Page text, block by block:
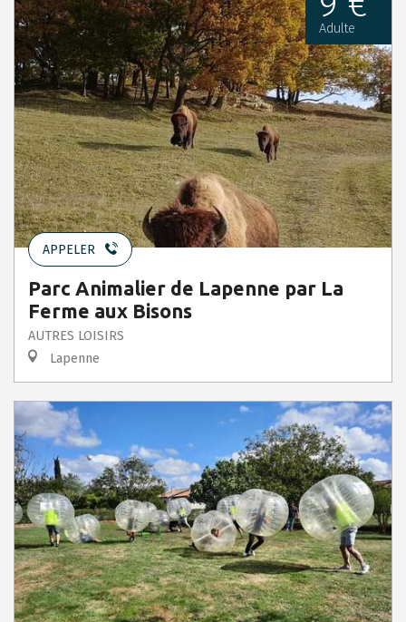
Adulte
APPELER
Parc Animalier de Lapenne par La
Ferme aux Bisons
AUTRES LOISIRS
Lapenne